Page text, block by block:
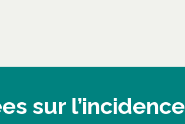
sur l’incidence